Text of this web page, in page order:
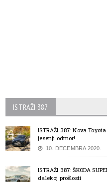
ISTRAŽI 387
ISTRAŽI 387: Nova
jesenji odmor!
10. DECEMBRA 2020.
ISTRAŽI 387: ŠKODA
dalekoj prošlosti